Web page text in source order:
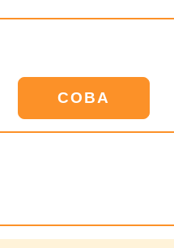
COBA